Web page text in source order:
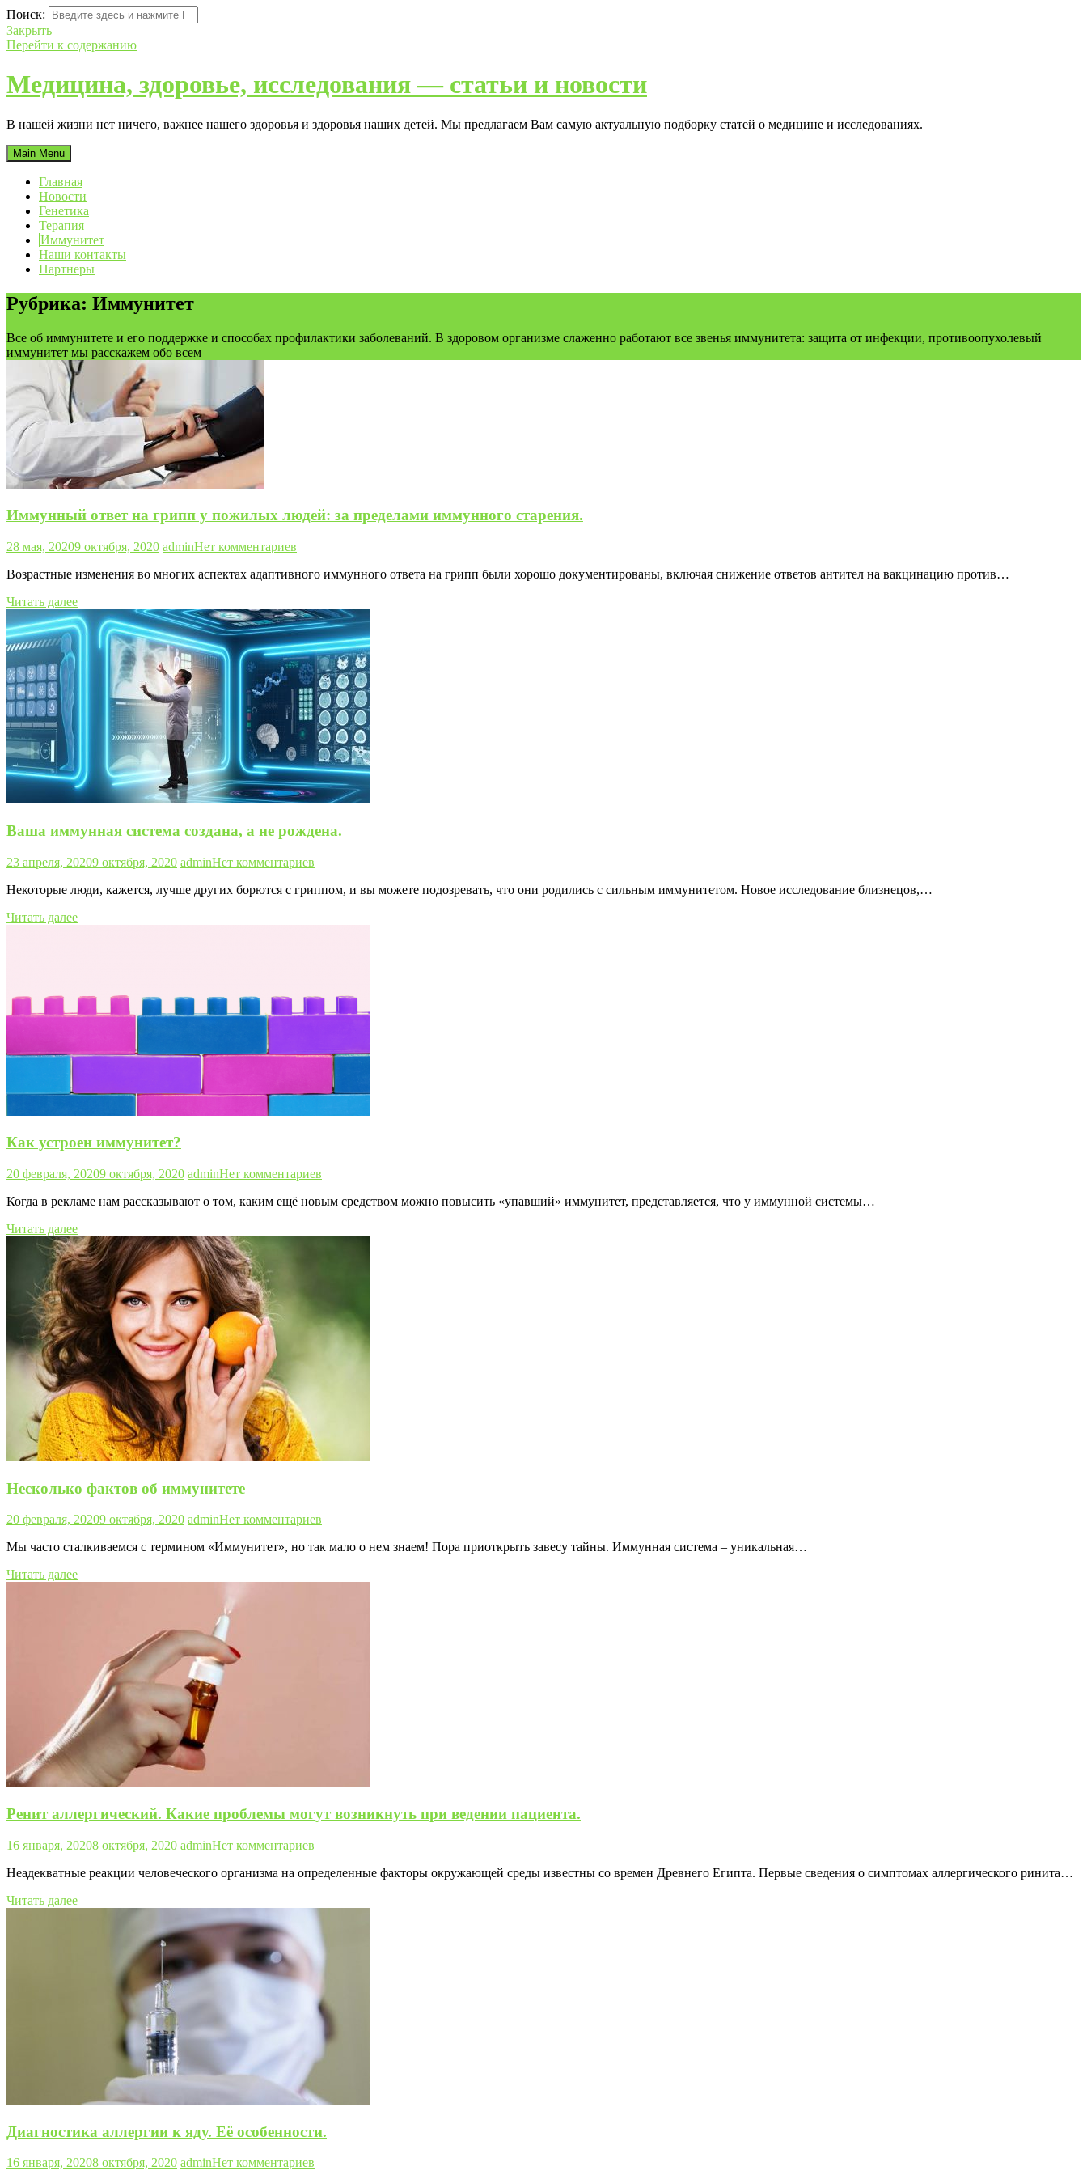
Поиск:
Закрыть
Перейти к содержанию
Медицина, здоровье, исследования — статьи и новости
В нашей жизни нет ничего, важнее нашего здоровья и здоровья наших детей. Мы предлагаем Вам самую актуальную подборку статей о медицине и исследованиях.
Main Menu
Главная
Новости
Генетика
Терапия
Иммунитет
Наши контакты
Партнеры
Рубрика: Иммунитет
Все об иммунитете и его поддержке и способах профилактики заболеваний. В здоровом организме слаженно работают все звенья иммунитета: защита от инфекции, противоопухолевый
иммунитет мы расскажем обо всем
Иммунный ответ на грипп у пожилых людей: за пределами иммунного старения.
28 мая, 20209 октября, 2020 adminНет комментариев
Возрастные изменения во многих аспектах адаптивного иммунного ответа на грипп были хорошо документированы, включая снижение ответов антител на вакцинацию против…
Читать далее
Ваша иммунная система создана, а не рождена.
23 апреля, 20209 октября, 2020 adminНет комментариев
Некоторые люди, кажется, лучше других борются с гриппом, и вы можете подозревать, что они родились с сильным иммунитетом. Новое исследование близнецов,…
Читать далее
Как устроен иммунитет?
20 февраля, 20209 октября, 2020 adminНет комментариев
Когда в рекламе нам рассказывают о том, каким ещё новым средством можно повысить «упавший» иммунитет, представляется, что у иммунной системы…
Читать далее
Несколько фактов об иммунитете
20 февраля, 20209 октября, 2020 adminНет комментариев
Мы часто сталкиваемся с термином «Иммунитет», но так мало о нем знаем! Пора приоткрыть завесу тайны. Иммунная система – уникальная…
Читать далее
Ренит аллергический. Какие проблемы могут возникнуть при ведении пациента.
16 января, 20208 октября, 2020 adminНет комментариев
Неадекватные реакции человеческого организма на определенные факторы окружающей среды известны со времен Древнего Египта. Первые сведения о симптомах аллергического ринита…
Читать далее
Диагностика аллергии к яду. Её особенности.
16 января, 20208 октября, 2020 adminНет комментариев